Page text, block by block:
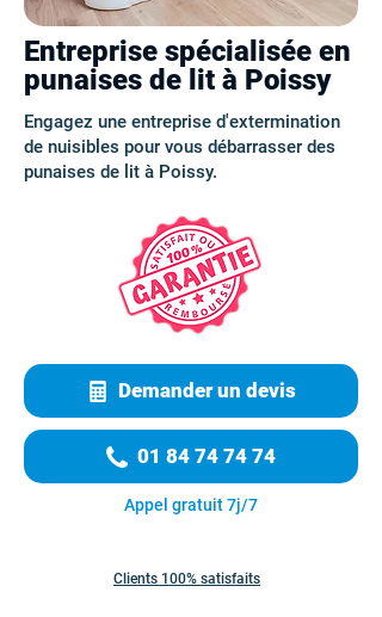
Entreprise spécialisée en
punaises de lit à Poissy
Engagez une entreprise d'extermination
de nuisibles pour vous débarrasser des
punaises de lit à Poissy.
Demander un devis
01 84 74 74 74
Appel gratuit 7j/7
Clients 100% satisfaits